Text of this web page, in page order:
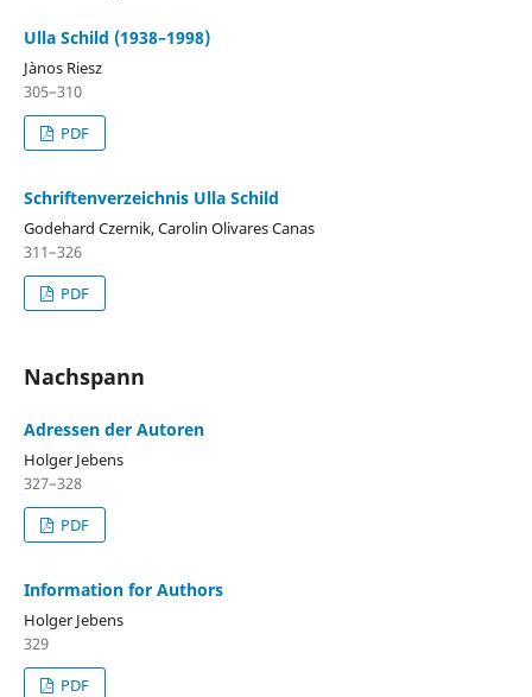
Ulla Schild (1938–1998)
Jànos Riesz
305–310
PDF
Schriftenverzeichnis Ulla Schild
Godehard Czernik, Carolin Olivares Canas
311–326
PDF
Nachspann
Adressen der Autoren
Holger Jebens
327–328
PDF
Information for Authors
Holger Jebens
329
PDF